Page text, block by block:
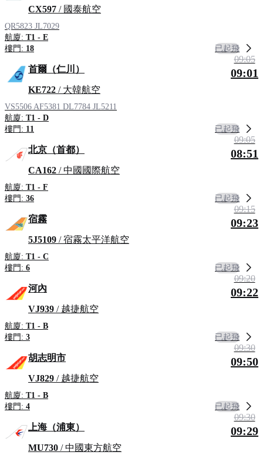
CX597 / 國泰航空
QR5823 JL7029
航廈: T1 - E
樓門: 18 已起飛
首爾（仁川）
KE722 / 大韓航空
VS5506 AF5381 DL7784 JL5211
航廈: T1 - D
樓門: 11
09:05
09:01
已起飛
北京（首都）
CA162 / 中國國際航空
航廈: T1 - F
樓門: 36
09:05
08:51
已起飛
宿霧
5J5109 / 宿霧太平洋航空
航廈: T1 - C
樓門: 6
09:15
09:23
已起飛
河內
VJ939 / 越捷航空
航廈: T1 - B
樓門: 3
09:20
09:22
已起飛
胡志明市
VJ829 / 越捷航空
航廈: T1 - B
樓門: 4
09:30
09:50
已起飛
上海（浦東）
MU730 / 中國東方航空
09:30
09:29